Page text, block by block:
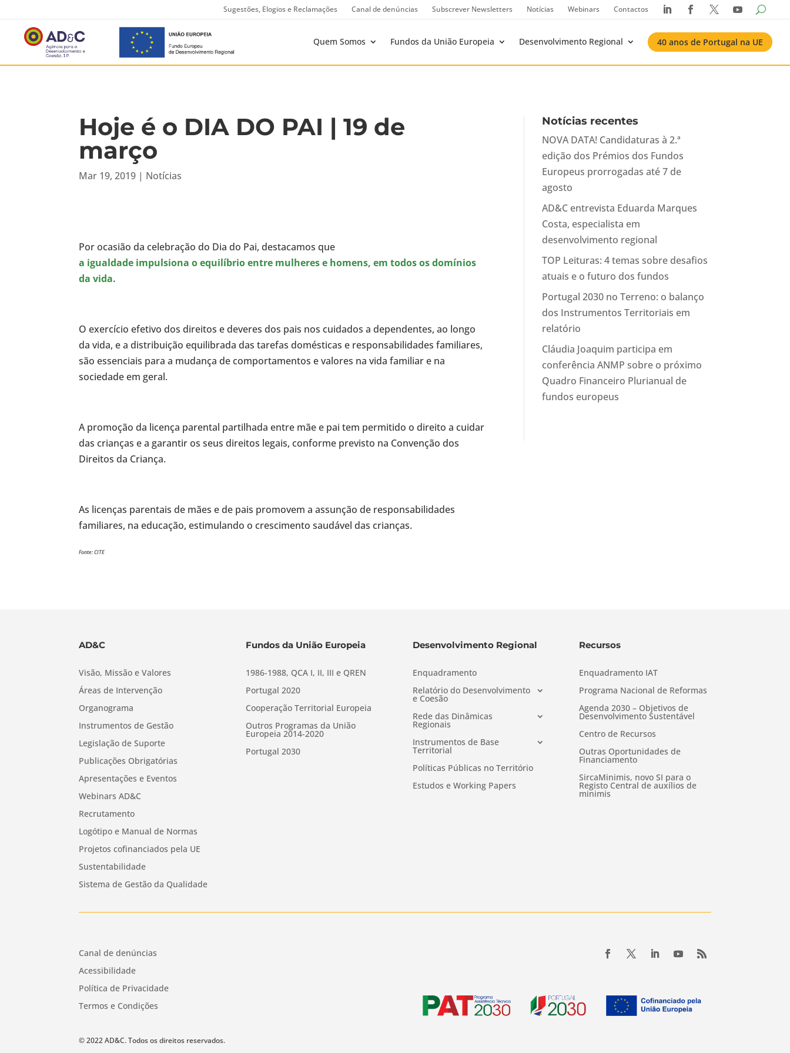
Sugestões, Elogios e Reclamações Canal de denúncias Subscrever Newsletters Notícias Webinars Contactos    
Quem Somos Fundos da União Europeia Desenvolvimento Regional 40 anos de Portugal na UE
Hoje é o DIA DO PAI | 19 de
março
Mar 19, 2019 | Notícias
Por ocasião da celebração do Dia do Pai, destacamos que
a igualdade impulsiona o equilíbrio entre mulheres e homens, em todos os domínios
da vida.
O exercício efetivo dos direitos e deveres dos pais nos cuidados a dependentes, ao longo
da vida, e a distribuição equilibrada das tarefas domésticas e responsabilidades familiares,
são essenciais para a mudança de comportamentos e valores na vida familiar e na
sociedade em geral.
A promoção da licença parental partilhada entre mãe e pai tem permitido o direito a cuidar
das crianças e a garantir os seus direitos legais, conforme previsto na Convenção dos
Direitos da Criança.
As licenças parentais de mães e de pais promovem a assunção de responsabilidades
familiares, na educação, estimulando o crescimento saudável das crianças.
Fonte: CITE
Notícias recentes
NOVA DATA! Candidaturas à 2.ª
edição dos Prémios dos Fundos
Europeus prorrogadas até 7 de
agosto
AD&C entrevista Eduarda Marques
Costa, especialista em
desenvolvimento regional
TOP Leituras: 4 temas sobre desafios
atuais e o futuro dos fundos
Portugal 2030 no Terreno: o balanço
dos Instrumentos Territoriais em
relatório
Cláudia Joaquim participa em
conferência ANMP sobre o próximo
Quadro Financeiro Plurianual de
fundos europeus
AD&C
Visão, Missão e Valores
Áreas de Intervenção
Organograma
Instrumentos de Gestão
Legislação de Suporte
Publicações Obrigatórias
Apresentações e Eventos
Webinars AD&C
Recrutamento
Logótipo e Manual de Normas
Projetos cofinanciados pela UE
Sustentabilidade
Sistema de Gestão da Qualidade
Fundos da União Europeia
1986-1988, QCA I, II, III e QREN
Portugal 2020
Cooperação Territorial Europeia
Outros Programas da União
Europeia 2014-2020
Portugal 2030
Desenvolvimento Regional
Enquadramento
Relatório do Desenvolvimento
e Coesão
Rede das Dinâmicas
Regionais
Instrumentos de Base
Territorial
Políticas Públicas no Território
Estudos e Working Papers
Recursos
Enquadramento IAT
Programa Nacional de Reformas
Agenda 2030 – Objetivos de
Desenvolvimento Sustentável
Centro de Recursos
Outras Oportunidades de
Financiamento
SircaMinimis, novo SI para o
Registo Central de auxílios de
minimis
Canal de denúncias
Acessibilidade
Política de Privacidade
Termos e Condições
© 2022 AD&C. Todos os direitos reservados.